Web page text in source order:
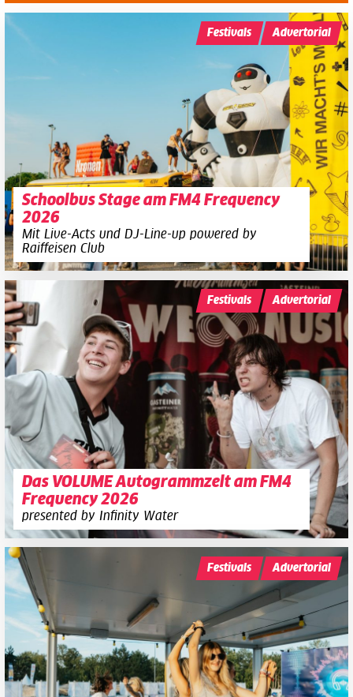
Schoolbus Stage am FM4 Frequency
2026
Mit Live-Acts und DJ-Line-up powered by
Raiffeisen Club
Festivals Advertorial
Das VOLUME Autogrammzelt am FM4
Frequency 2026
presented by Infinity Water
Festivals Advertorial
Festivals Advertorial